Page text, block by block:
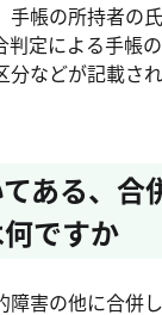
手帳の所持者の
判定による手帳
などが記載され
ある、合
ですか
障害の他に合併